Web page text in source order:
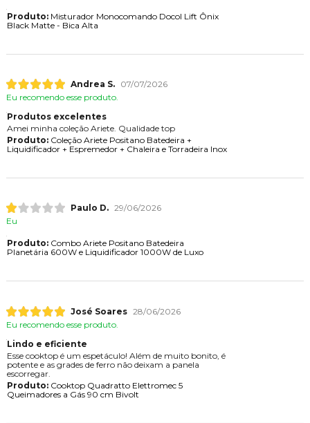
Produto:Misturador Monocomando Docol Lift Ônix
Black Matte - Bica Alta
Andrea S.
07/07/2026
Eu recomendo esse produto.
Produtos excelentes
Amei minha coleção Ariete. Qualidade top
Produto:Coleção Ariete Positano Batedeira +
Liquidificador + Espremedor + Chaleira e Torradeira Inox
Paulo D. 29/06/2026
Eu
Produto:Combo Ariete Positano Batedeira
Planetária 600W e Liquidificador 1000W de Luxo
José Soares 28/06/2026
Eu recomendo esse produto.
Lindo e eficiente
Esse cooktop é um espetáculo! Além de muito bonito, é
potente e as grades de ferro não deixam a panela
escorregar.
Produto:Cooktop Quadratto Elettromec 5
Queimadores a Gás 90 cm Bivolt